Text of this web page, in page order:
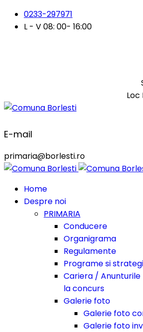
0233-297971
L - V 08: 00- 16:00
Loc
E-mail
primaria@borlesti.ro
Home
Despre noi
PRIMARIA
Conducere
Organigrama
Regulamente
Programe si
Cariera /
la concurs
Galerie foto
Galerie foto
Galerie foto